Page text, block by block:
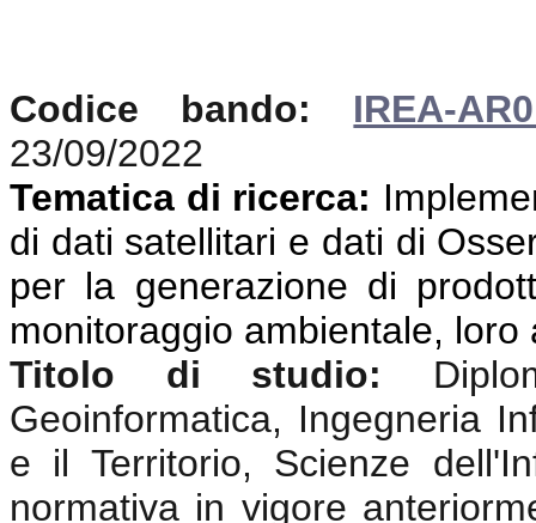
Codice bando:
IREA-
23/09/2022
Tematica di ricerca:
di dati satellitari e dati di
per la generazione di
monitoraggio ambientale,
Titolo di studio:
Geoinformatica, Ingegneria
e il Territorio, Scienze
normativa in vigore